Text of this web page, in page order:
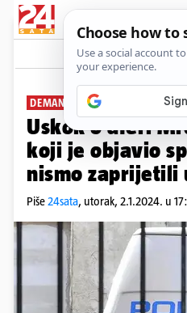
DEMANTIJ
Uskok o aferi
koji je objavio
nismo zaprijetili
Piše24sata, utorak, 2.1.2024. u